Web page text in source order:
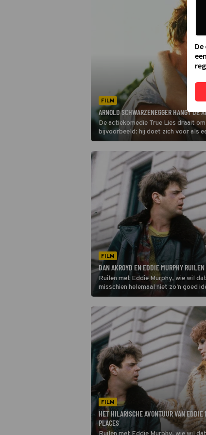
FILM
ARNOLD SCHWARZENEGGER HANGT
De actiekomedie True Lies draait
bijvoorbeeld: hij doet zich voor als
is geheim agent.
FILM
DAN AKROYD EN EDDIE MURPHY
Ruilen met Eddie Murphy, wie wil
misschien helemaal niet zo'n goed
FILM
HET HILARISCHE AVONTUUR VAN EDDIE
PLACES